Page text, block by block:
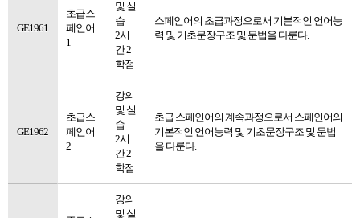
GE1961
초급스
페인어
1
및 실
습
2시
간 2
학점
스페인어의 초급과정으로서 기본적인 언어능
력 및 기초문장구조 및 문법을 다룬다.
GE1962
초급스
페인어
2
강의
및 실
습
2시
간 2
학점
초급 스페인어의 계속과정으로서 스페인어의
기본적인 언어능력 및 기초문장구조 및 문법
을 다룬다.
강의
및 실